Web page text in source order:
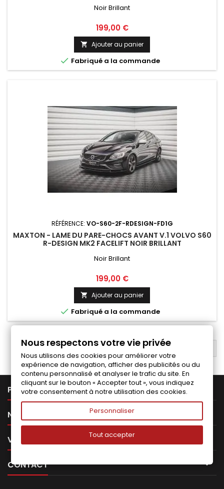
Noir Brillant
Prix
199,00 €
 Ajouter au panier
 Fabriqué a la commande
RÉFÉRENCE: VO-S60-2F-RDESIGN-FD1G
MAXTON - LAME DU PARE-CHOCS AVANT V.1 VOLVO S60
R-DESIGN MK2 FACELIFT NOIR BRILLANT
Noir Brillant
Prix
199,00 €
 Ajouter au panier
 Fabriqué a la commande
RETOUR EN HAUT
PRODUITS
NOTRE SOCIÉTÉ
VOTRE COMPTE
CONTACT 
Nous respectons votre vie privée
Nous utilisons des cookies pour améliorer votre
expérience de navigation, afficher des publicités ou du
contenu personnalisé et analyser le trafic du site. En
cliquant sur le bouton « Accepter tout », vous indiquez
votre consentement à notre utilisation des cookies.
Personnaliser
Tout accepter